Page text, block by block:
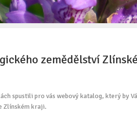
zemědělství
spustili pro vás webový katalog, který by
Zlínském kraji.